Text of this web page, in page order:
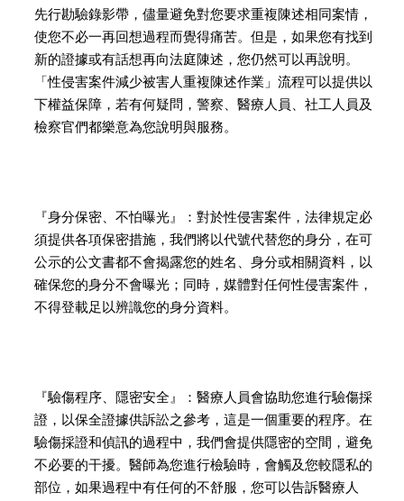
先行勘驗錄影帶，儘量避免對您要求重複陳述相同案情，
使您不必一再回想過程而覺得痛苦。但是，如果您有找到
新的證據或有話想再向法庭陳述，您仍然可以再說明。
「性侵害案件減少被害人重複陳述作業」流程可以提供以
下權益保障，若有何疑問，警察、醫療人員、社工人員及
檢察官們都樂意為您說明與服務。
『身分保密、不怕曝光』：對於性侵害案件，法律規定必
須提供各項保密措施，我們將以代號代替您的身分，在可
公示的公文書都不會揭露您的姓名、身分或相關資料，以
確保您的身分不會曝光；同時，媒體對任何性侵害案件，
不得登載足以辨識您的身分資料。
『驗傷程序、隱密安全』：醫療人員會協助您進行驗傷採
證，以保全證據供訴訟之參考，這是一個重要的程序。在
驗傷採證和偵訊的過程中，我們會提供隱密的空間，避免
不必要的干擾。醫師為您進行檢驗時，會觸及您較隱私的
部位，如果過程中有任何的不舒服，您可以告訴醫療人